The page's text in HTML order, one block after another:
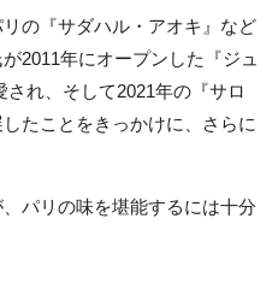
の『サダハル・アオキ』など
2011年にオープンした『ジュ
れ、そして2021年の『サロ
たことをきっかけに、さらに
パリの味を堪能するには十分